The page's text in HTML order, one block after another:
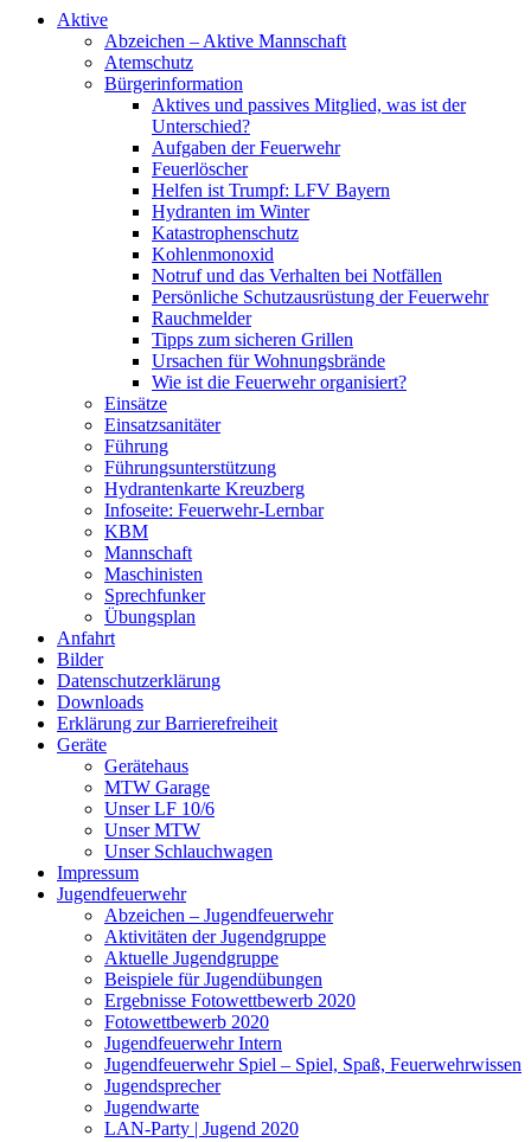
Aktive
Abzeichen – Aktive Mannschaft
Atemschutz
Bürgerinformation
Aktives und passives Mitglied, was ist der
Unterschied?
Aufgaben der Feuerwehr
Feuerlöscher
Helfen ist Trumpf: LFV Bayern
Hydranten im Winter
Katastrophenschutz
Kohlenmonoxid
Notruf und das Verhalten bei Notfällen
Persönliche Schutzausrüstung der Feuerwehr
Rauchmelder
Tipps zum sicheren Grillen
Ursachen für Wohnungsbrände
Wie ist die Feuerwehr organisiert?
Einsätze
Einsatzsanitäter
Führung
Führungsunterstützung
Hydrantenkarte Kreuzberg
Infoseite: Feuerwehr-Lernbar
KBM
Mannschaft
Maschinisten
Sprechfunker
Übungsplan
Anfahrt
Bilder
Datenschutzerklärung
Downloads
Erklärung zur Barriere­frei­heit
Geräte
Gerätehaus
MTW Garage
Unser LF 10/6
Unser MTW
Unser Schlauchwagen
Impressum
Jugendfeuerwehr
Abzeichen – Jugendfeuerwehr
Aktivitäten der Jugendgruppe
Aktuelle Jugendgruppe
Beispiele für Jugendübungen
Ergebnisse Fotowettbewerb 2020
Fotowettbewerb 2020
Jugendfeuerwehr Intern
Jugendfeuerwehr Spiel – Spiel, Spaß, Feuerwehrwissen
Jugendsprecher
Jugendwarte
LAN-Party | Jugend 2020